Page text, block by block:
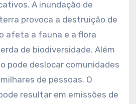
A inundação de
provoca a destruição de
afeta a fauna e a flora
de biodiversidade. Além
pode deslocar comunidades
de pessoas. O
resultar em emissões de